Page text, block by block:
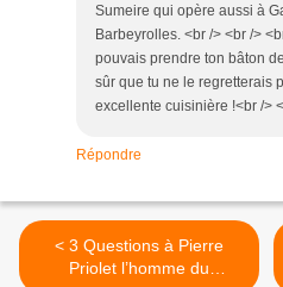
Sumeire qui opère aussi à
Barbeyrolles. <br /> <br />
pouvais prendre ton bâton
sûr que tu ne le regretterais
excellente cuisinière !<br />
Répondre
< 3 Questions à Pierre
Priolet l’homme du